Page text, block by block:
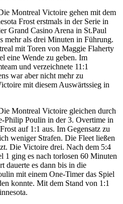
Montreal Victoire gehen mit dem
Frost erstmals in der Serie in
Grand Casino Arena in St.Paul
mehr als drei Minuten in Führung.
mit Toren von Maggie Flaherty
eine Wende zu geben. Im
und verzeichnete 11:1
war aber nicht mehr zu
mit diesem Auswärtssieg in
Montreal Victoire gleichen durch
Philip Poulin in der 3. Overtime in
auf 1:1 aus. Im Gegensatz zu
weniger Strafen. Die Fleet ließen
Die Victoire drei. Nach dem 5:4
1 ging es nach torlosen 60 Minuten
dauerte es dann bis in die
mit einem One-Timer das Spiel
konnte. Mit dem Stand von 1:1